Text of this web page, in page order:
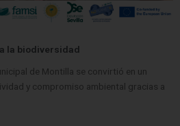
la biodiversidad
de Montilla se convirtió en un
y compromiso ambiental gracias a